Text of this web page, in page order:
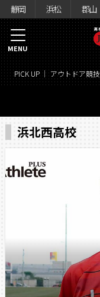
静岡 浜松 郡山
PICK UP アウトドア競技
MENU
浜北西高校